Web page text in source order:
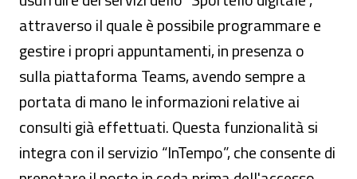
attraverso il quale è possibile programmare e
gestire i propri appuntamenti, in presenza o
sulla piattaforma Teams, avendo sempre a
portata di mano le informazioni relative ai
consulti già effettuati. Questa funzionalità si
integra con il servizio “InTempo”, che consente di